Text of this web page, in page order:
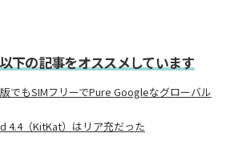
下の記事をオススメしています
でもSIMフリーでPure Googleなグローバル
4.4（KitKat）はリア充だった